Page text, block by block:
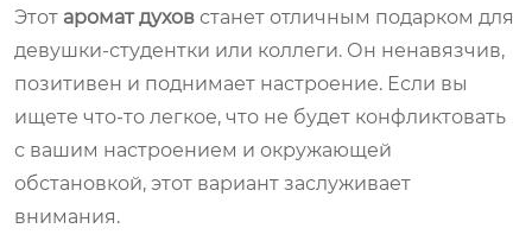
Этот аромат духов станет отличным подарком для
девушки-студентки или коллеги. Он ненавязчив,
позитивен и поднимает настроение. Если вы
ищете что-то легкое, что не будет конфликтовать
с вашим настроением и окружающей
обстановкой, этот вариант заслуживает
внимания.